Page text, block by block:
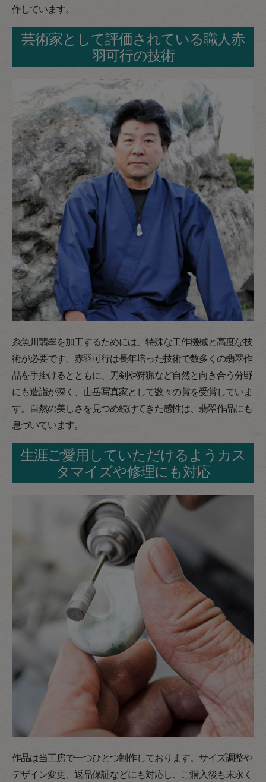
作しています。
芸術家として評価されている職人赤
羽可行の技術
糸魚川翡翠を加工するためには、特殊な工作機械と高度な技
術が必要です。赤羽可行は長年培った技術で数多くの翡翠作
品を手掛けるとともに、刀剣や狩猟など自然と向き合う分野
にも造詣が深く、山岳写真家として数々の賞を受賞していま
す。自然の美しさを見つめ続けてきた感性は、翡翠作品にも
息づいています。
生涯ご愛用していただけるようカス
タマイズや修理にも対応
作品は当工房で一つひとつ制作しております。サイズ調整や
デザイン変更、返品保証などにも対応し、ご購入後も末永く